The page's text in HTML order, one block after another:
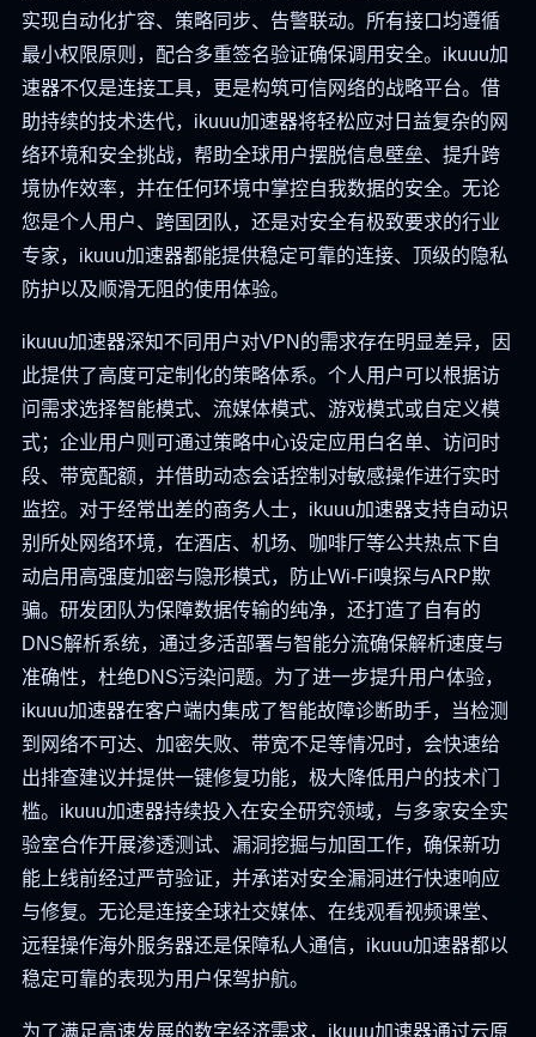
实现自动化扩容、策略同步、告警联动。所有接口均遵循
最小权限原则，配合多重签名验证确保调用安全。ikuuu加
速器不仅是连接工具，更是构筑可信网络的战略平台。借
助持续的技术迭代，ikuuu加速器将轻松应对日益复杂的网
络环境和安全挑战，帮助全球用户摆脱信息壁垒、提升跨
境协作效率，并在任何环境中掌控自我数据的安全。无论
您是个人用户、跨国团队，还是对安全有极致要求的行业
专家，ikuuu加速器都能提供稳定可靠的连接、顶级的隐私
防护以及顺滑无阻的使用体验。
ikuuu加速器深知不同用户对VPN的需求存在明显差异，因
此提供了高度可定制化的策略体系。个人用户可以根据访
问需求选择智能模式、流媒体模式、游戏模式或自定义模
式；企业用户则可通过策略中心设定应用白名单、访问时
段、带宽配额，并借助动态会话控制对敏感操作进行实时
监控。对于经常出差的商务人士，ikuuu加速器支持自动识
别所处网络环境，在酒店、机场、咖啡厅等公共热点下自
动启用高强度加密与隐形模式，防止Wi-Fi嗅探与ARP欺
骗。研发团队为保障数据传输的纯净，还打造了自有的
DNS解析系统，通过多活部署与智能分流确保解析速度与
准确性，杜绝DNS污染问题。为了进一步提升用户体验，
ikuuu加速器在客户端内集成了智能故障诊断助手，当检测
到网络不可达、加密失败、带宽不足等情况时，会快速给
出排查建议并提供一键修复功能，极大降低用户的技术门
槛。ikuuu加速器持续投入在安全研究领域，与多家安全实
验室合作开展渗透测试、漏洞挖掘与加固工作，确保新功
能上线前经过严苛验证，并承诺对安全漏洞进行快速响应
与修复。无论是连接全球社交媒体、在线观看视频课堂、
远程操作海外服务器还是保障私人通信，ikuuu加速器都以
稳定可靠的表现为用户保驾护航。
为了满足高速发展的数字经济需求，ikuuu加速器通过云原